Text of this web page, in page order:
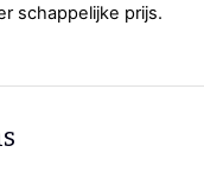
schappelijke prijs.